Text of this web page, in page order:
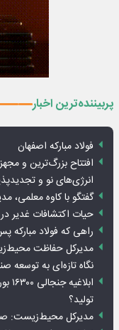
پربیننده‌ترین اخبار
فولاد مبارکه اصفهان
افتتاح بزرگ‌ترین و
انرژی‌های نو و
گفتگو با کاوه معلمی،
حیات اکتشافات غدیر در
راهی که فولاد
مدیرکل حفاظت
نگاه تازه‌ای به توسعه
تولید؟
مدیرکل محیط‌زیست: